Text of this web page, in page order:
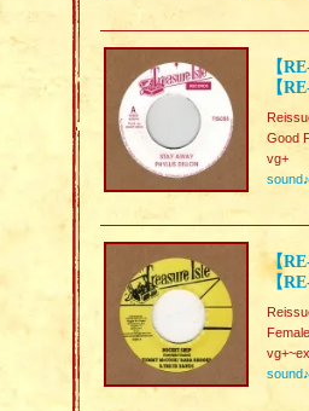
【
【
Good
vg+
sound♪
【
【
sound♪